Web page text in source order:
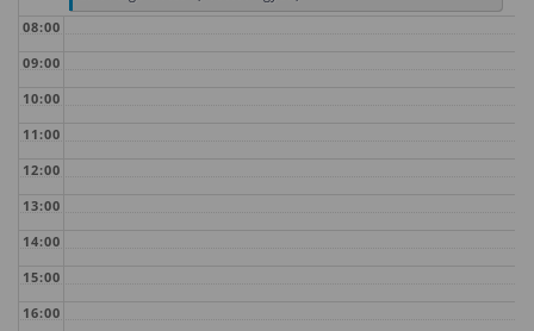
08:00
09:00
10:00
11:00
12:00
13:00
14:00
15:00
16:00